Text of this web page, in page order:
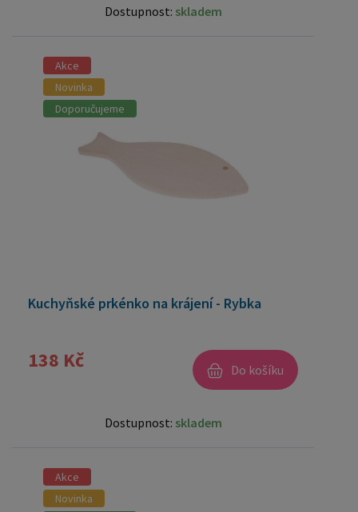
Dostupnost: skladem
Akce
Novinka
Doporučujeme
Kuchyňské prkénko na krájení - Rybka
138 Kč Do košíku
Dostupnost: skladem
Akce
Novinka